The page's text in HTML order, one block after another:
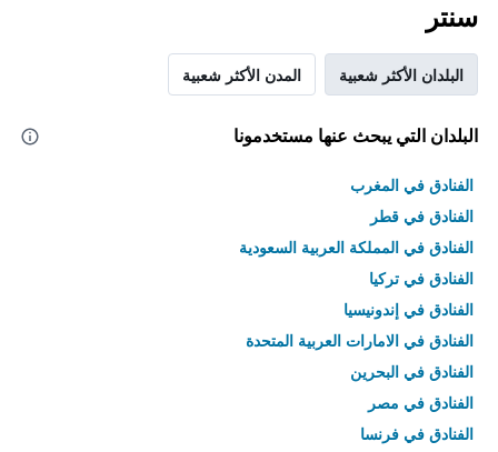
سنتر
البلدان الأكثر شعبية المدن الأكثر شعبية
البلدان التي يبحث عنها مستخدمونا
الفنادق في المغرب
الفنادق في قطر
الفنادق في المملكة العربية السعودية
الفنادق في تركيا
الفنادق في إندونيسيا
الفنادق في الامارات العربية المتحدة
الفنادق في البحرين
الفنادق في مصر
الفنادق في فرنسا